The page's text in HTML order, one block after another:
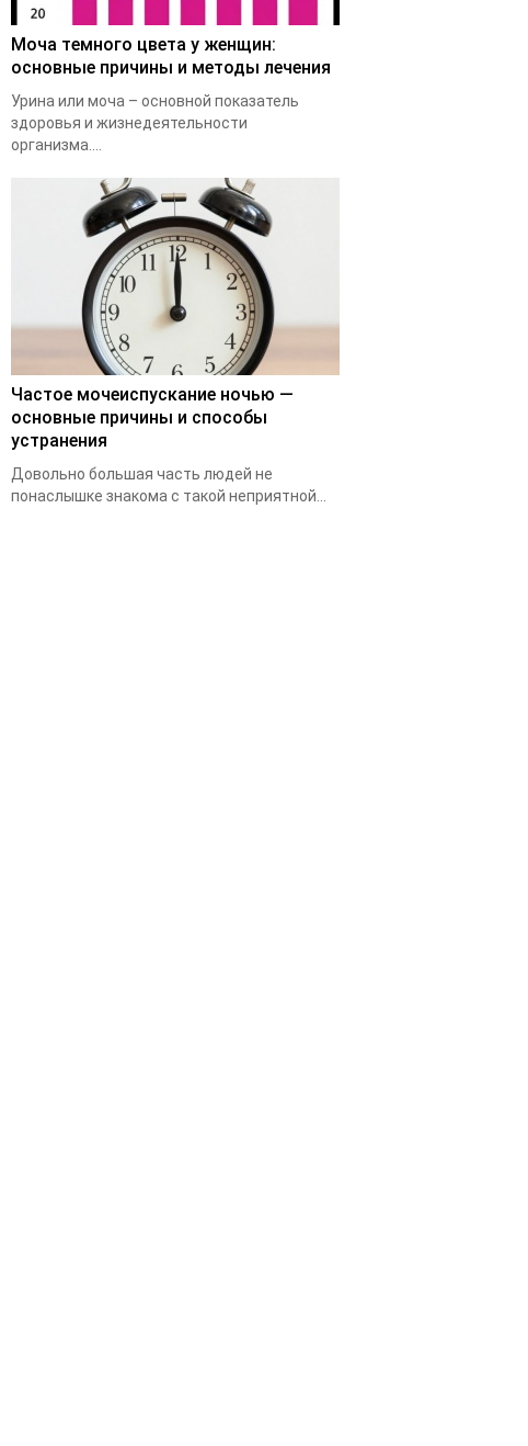
Моча темного цвета у женщин:
основные причины и методы лечения
Урина или моча – основной показатель
здоровья и жизнедеятельности
организма....
Частое мочеиспускание ночью —
основные причины и способы
устранения
Довольно большая часть людей не
понаслышке знакома с такой неприятной...